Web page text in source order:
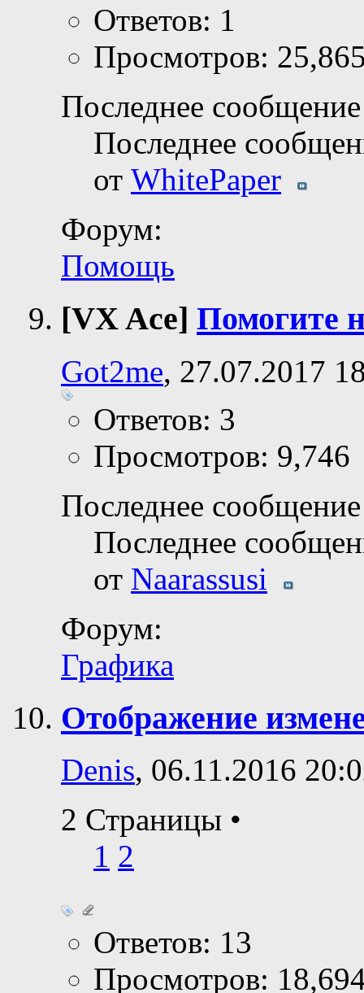
Ответов: 1
Просмотров:
Последнее
Последнее
от WhitePaper
Форум:
Помощь
[VX Ace] Помогите
Got2me, 27.07.2017
Ответов: 3
Просмотров: 9,746
Последнее
Последнее
от Naarassusi
Форум:
Графика
Отображение
Denis, 06.11.2016
2 Страницы •
1 2
Ответов: 13
Просмотров: